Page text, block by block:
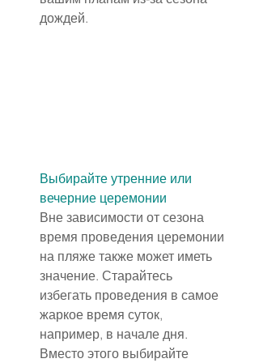
дождей.
Выбирайте утренние или
вечерние церемонии
Вне зависимости от сезона
время проведения церемонии
на пляже также может иметь
значение. Старайтесь
избегать проведения в самое
жаркое время суток,
например, в начале дня.
Вместо этого выбирайте